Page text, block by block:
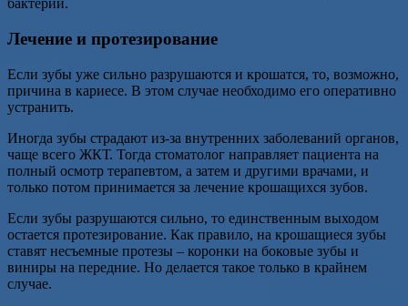
бактерий.
Лечение и протезирование
Если зубы уже сильно разрушаются и крошатся, то, возможно,
причина в кариесе. В этом случае необходимо его оперативно
устранить.
Иногда зубы страдают из-за внутренних заболеваний органов,
чаще всего ЖКТ. Тогда стоматолог направляет пациента на
полный осмотр терапевтом, а затем и другими врачами, и
только потом принимается за лечение крошащихся зубов.
Если зубы разрушаются сильно, то единственным выходом
остается протезирование. Как правило, на крошащиеся зубы
ставят несъемные протезы – коронки на боковые зубы и
виниры на передние. Но делается такое только в крайнем
случае.